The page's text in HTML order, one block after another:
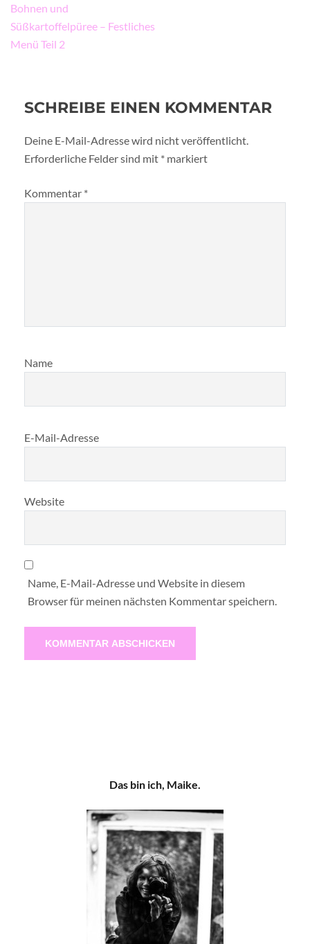
Bohnen und
Süßkartoffelpüree – Festliches
Menü Teil 2
SCHREIBE EINEN KOMMENTAR
Deine E-Mail-Adresse wird nicht veröffentlicht.
Erforderliche Felder sind mit * markiert
Kommentar *
Name
E-Mail-Adresse
Website
Name, E-Mail-Adresse und Website in diesem
Browser für meinen nächsten Kommentar speichern.
Das bin ich, Maike.